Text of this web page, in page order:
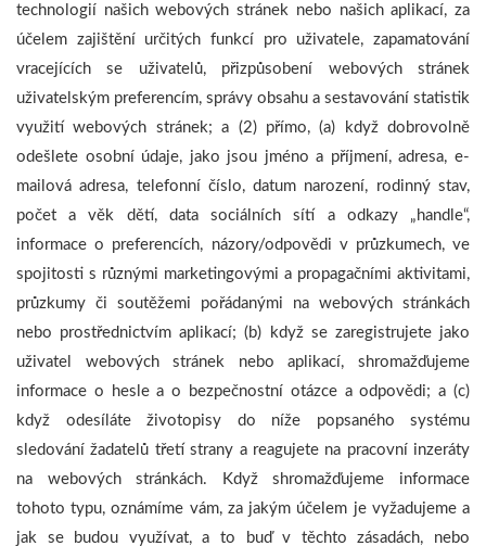
technologií našich webových stránek nebo našich aplikací, za
účelem zajištění určitých funkcí pro uživatele, zapamatování
vracejících se uživatelů, přizpůsobení webových stránek
uživatelským preferencím, správy obsahu a sestavování statistik
využití webových stránek; a (2) přímo, (a) když dobrovolně
odešlete osobní údaje, jako jsou jméno a příjmení, adresa, e-
mailová adresa, telefonní číslo, datum narození, rodinný stav,
počet a věk dětí, data sociálních sítí a odkazy „handle“,
informace o preferencích, názory/odpovědi v průzkumech, ve
spojitosti s různými marketingovými a propagačními aktivitami,
průzkumy či soutěžemi pořádanými na webových stránkách
nebo prostřednictvím aplikací; (b) když se zaregistrujete jako
uživatel webových stránek nebo aplikací, shromažďujeme
informace o hesle a o bezpečnostní otázce a odpovědi; a (c)
když odesíláte životopisy do níže popsaného systému
sledování žadatelů třetí strany a reagujete na pracovní inzeráty
na webových stránkách. Když shromažďujeme informace
tohoto typu, oznámíme vám, za jakým účelem je vyžadujeme a
jak se budou využívat, a to buď v těchto zásadách, nebo